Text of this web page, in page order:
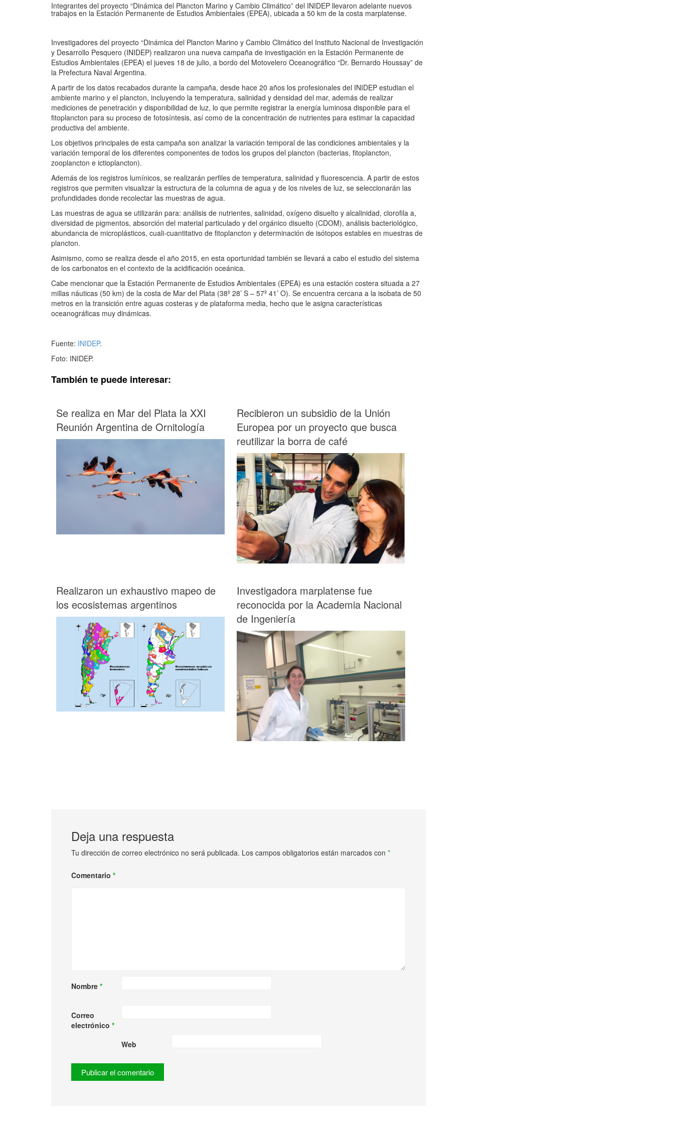
Integrantes del proyecto “Dinámica del Plancton Marino y Cambio Climático” del INIDEP llevaron adelante nuevos
trabajos en la Estación Permanente de Estudios Ambientales (EPEA), ubicada a 50 km de la costa marplatense.
Investigadores del proyecto “Dinámica del Plancton Marino y Cambio Climático del Instituto Nacional de Investigación
y Desarrollo Pesquero (INIDEP) realizaron una nueva campaña de investigación en la Estación Permanente de
Estudios Ambientales (EPEA) el jueves 18 de julio, a bordo del Motovelero Oceanográfico “Dr. Bernardo Houssay” de
la Prefectura Naval Argentina.
A partir de los datos recabados durante la campaña, desde hace 20 años los profesionales del INIDEP estudian el
ambiente marino y el plancton, incluyendo la temperatura, salinidad y densidad del mar, además de realizar
mediciones de penetración y disponibilidad de luz, lo que permite registrar la energía luminosa disponible para el
fitoplancton para su proceso de fotosíntesis, así como de la concentración de nutrientes para estimar la capacidad
productiva del ambiente.
Los objetivos principales de esta campaña son analizar la variación temporal de las condiciones ambientales y la
variación temporal de los diferentes componentes de todos los grupos del plancton (bacterias, fitoplancton,
zooplancton e ictioplancton).
Además de los registros lumínicos, se realizarán perfiles de temperatura, salinidad y fluorescencia. A partir de estos
registros que permiten visualizar la estructura de la columna de agua y de los niveles de luz, se seleccionarán las
profundidades donde recolectar las muestras de agua.
Las muestras de agua se utilizarán para: análisis de nutrientes, salinidad, oxígeno disuelto y alcalinidad, clorofila a,
diversidad de pigmentos, absorción del material particulado y del orgánico disuelto (CDOM), análisis bacteriológico,
abundancia de microplásticos, cuali-cuantitativo de fitoplancton y determinación de isótopos estables en muestras de
plancton.
Asimismo, como se realiza desde el año 2015, en esta oportunidad también se llevará a cabo el estudio del sistema
de los carbonatos en el contexto de la acidificación oceánica.
Cabe mencionar que la Estación Permanente de Estudios Ambientales (EPEA) es una estación costera situada a 27
millas náuticas (50 km) de la costa de Mar del Plata (38º 28’ S – 57º 41’ O). Se encuentra cercana a la isobata de 50
metros en la transición entre aguas costeras y de plataforma media, hecho que le asigna características
oceanográficas muy dinámicas.
Fuente: INIDEP.
Foto: INIDEP.
También te puede interesar:
Se realiza en Mar del Plata la XXI
Reunión Argentina de Ornitología
Recibieron un subsidio de la Unión
Europea por un proyecto que busca
reutilizar la borra de café
Realizaron un exhaustivo mapeo de
los ecosistemas argentinos
Investigadora marplatense fue
reconocida por la Academia Nacional
de Ingeniería
Deja una respuesta
Tu dirección de correo electrónico no será publicada. Los campos obligatorios están marcados con *
Comentario *
Nombre *
Correo
electrónico *
Web